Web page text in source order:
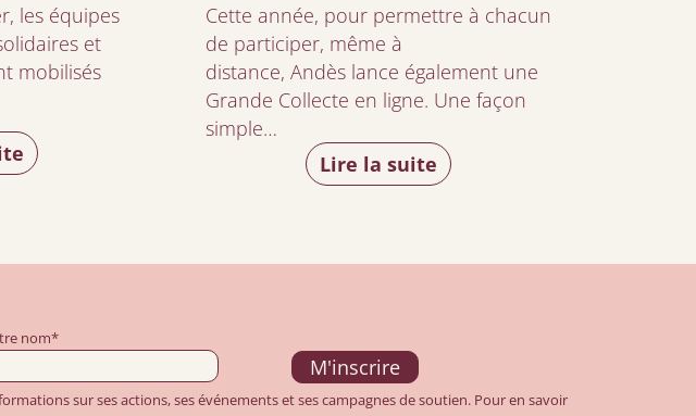
les équipes
et
mobilisés
Cette année, pour permettre à chacun
de participer, même à
distance, Andès lance également une
Grande Collecte en ligne. Une façon
simple…
Lire la suite
nom*
sur ses actions, ses événements et ses campagnes de soutien. Pour en savoir